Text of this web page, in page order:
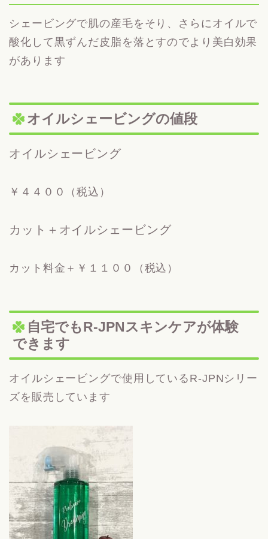
シェービングで肌の産毛をそり、さらにオイルで
酸化して黒ずんだ皮脂を落とすのでより美白効果
があります
オイルシェービングの値段
オイルシェービング
￥４４００（税込）
カット＋オイルシェービング
カット料金＋￥１１００（税込）
自宅でもR-JPNスキンケアが体験
できます
オイルシェービングで使用しているR-JPNシリー
ズを販売しています